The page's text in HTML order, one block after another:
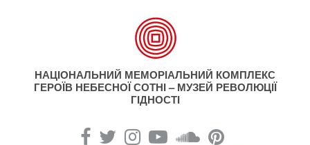
НАЦІОНАЛЬНИЙ МЕМОРІАЛЬНИЙ КОМПЛЕКС
ГЕРОЇВ НЕБЕСНОЇ СОТНІ – МУЗЕЙ РЕВОЛЮЦІЇ
ГІДНОСТІ